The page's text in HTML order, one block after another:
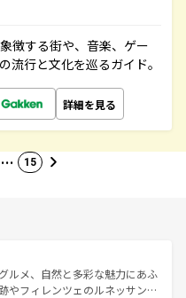
徴する街や、音楽、ゲー
流行と文化を巡るガイド。
詳細を見る
… 15
ルメ、自然と多彩な魅力にあふ
やフィレンツェのルネッサンス